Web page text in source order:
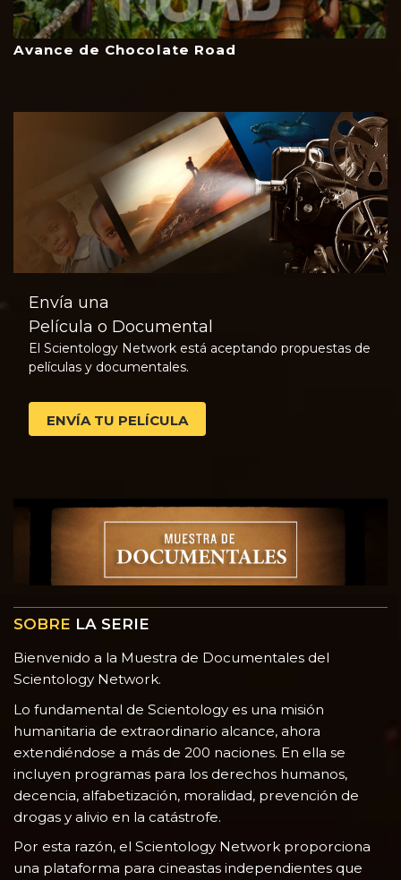
Avance de Chocolate Road
Envía una
Película o Documental
El Scientology Network está aceptando propuestas de
películas y documentales.
ENVÍA TU PELÍCULA
SOBRE LA SERIE
Bienvenido a la Muestra de Documentales del
Scientology Network.
Lo fundamental de Scientology es una misión
humanitaria de extraordinario alcance, ahora
extendiéndose a más de 200 naciones. En ella se
incluyen programas para los derechos humanos,
decencia, alfabetización, moralidad, prevención de
drogas y alivio en la catástrofe.
Por esta razón, el Scientology Network proporciona
una plataforma para cineastas independientes que